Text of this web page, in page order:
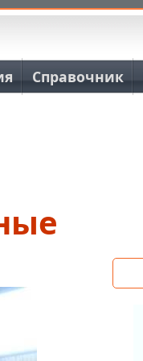
Справочник